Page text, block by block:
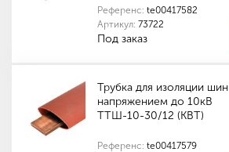
Референс: te00417582
Артикул: 73722
Под заказ
Трубка для изоляции шин
напряжением до 10кВ
ТТШ-10-30/12 (КВТ)
Референс: te00417579